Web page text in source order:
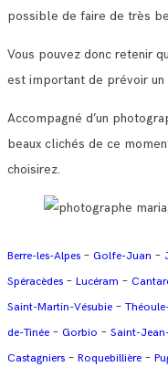
possible de faire de très
Vous pouvez donc retenir
est important de prévoir un
Accompagné d’un
beaux clichés de ce
choisirez.
Berre-les-Alpes – Golfe-Juan –
Spéracèdes – Lucéram –
Saint-Martin-Vésubie –
de-Tinée – Gorbio – Saint-
Castagniers – Roquebillière –